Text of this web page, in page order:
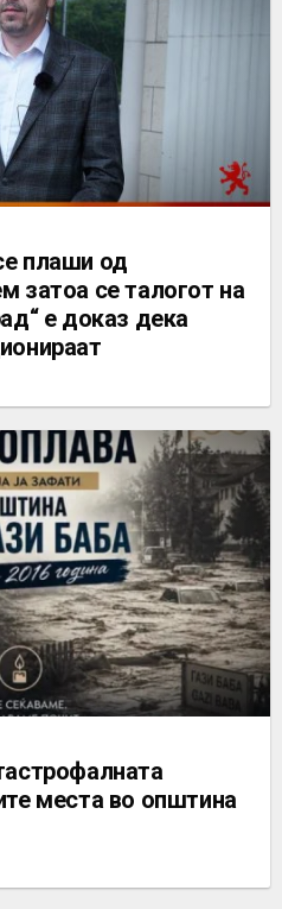
плаши од
затоа се талогот на
е доказ дека
места во општина